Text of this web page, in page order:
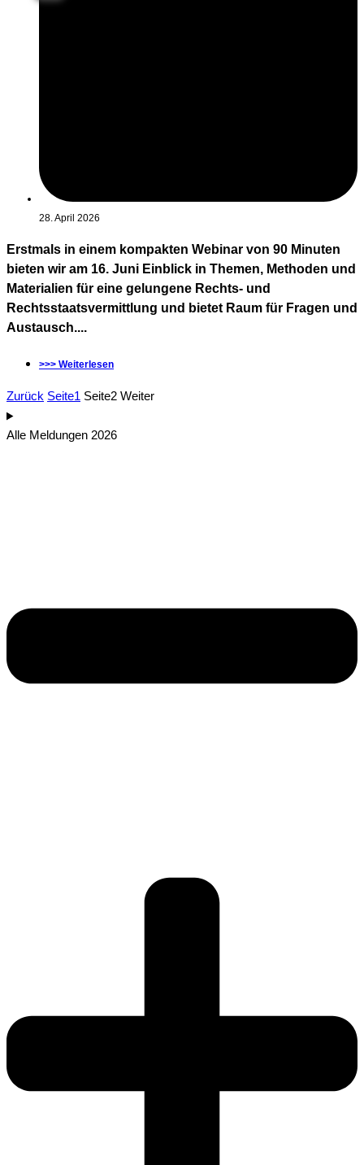
28. April 2026
Erstmals in einem kompakten Webinar von 90 Minuten
bieten wir am 16. Juni Einblick in Themen, Methoden und
Materialien für eine gelungene Rechts- und
Rechtsstaatsvermittlung und bietet Raum für Fragen und
Austausch....
>>> Weiterlesen
Zurück Seite1 Seite2 Weiter
Alle Meldungen 2026